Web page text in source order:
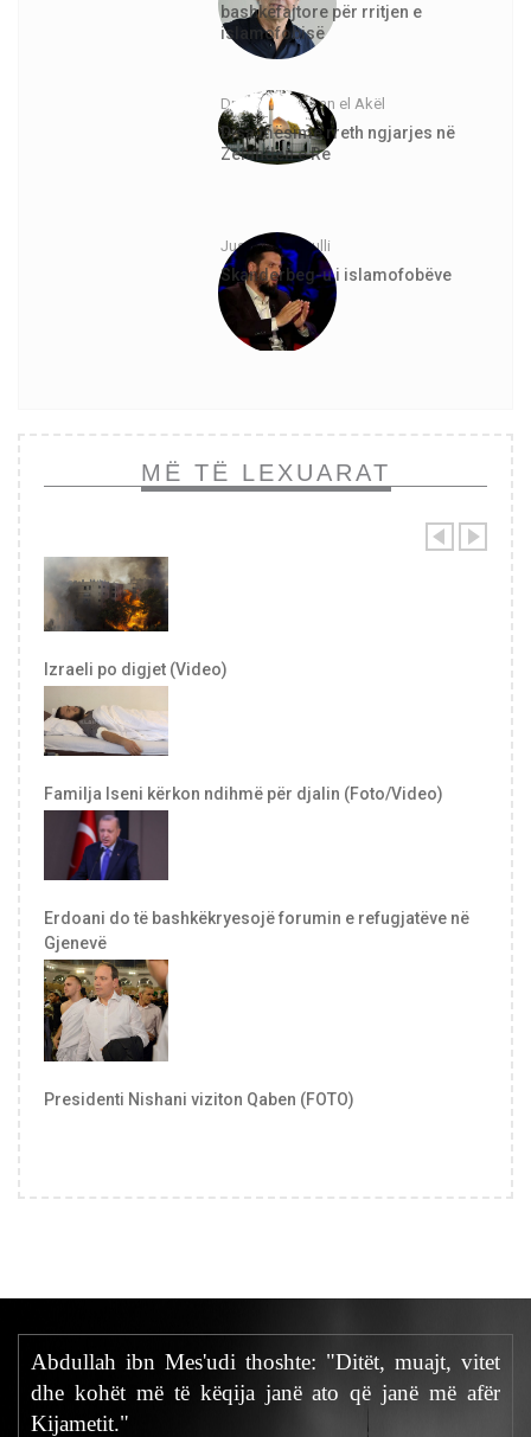
bashkëfajtore për rritjen e
islamofobisë
Dr. Abdurrahman el Akël
Disa mësime rreth ngjarjes në
Zelandën e Re
Justinian Topulli
Skanderbeg-u i islamofobëve
MË TË LEXUARAT
Izraeli po digjet (Video)
Familja Iseni kërkon ndihmë për djalin (Foto/Video)
Erdoani do të bashkëkryesojë forumin e refugjatëve në
Gjenevë
Presidenti Nishani viziton Qaben (FOTO)
Abdullah ibn Mes'udi thoshte: "Ditët, muajt, vitet
dhe kohët më të këqija janë ato që janë më afër
Kijametit."